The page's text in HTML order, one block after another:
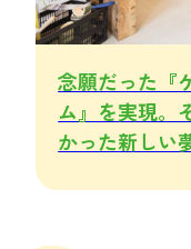
念願だった『
ム』を実現。
かった新しい